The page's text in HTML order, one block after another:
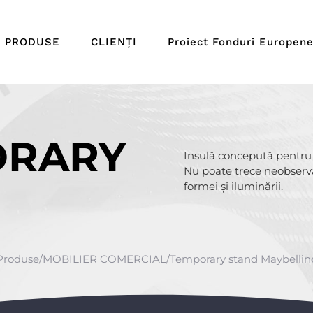
PRODUSE CLIENȚI Proiect Fonduri Europene
Insulă concepută
Nu poate trece
formei și iluminării.
/MOBILIER COMERCIAL/Temporary stand